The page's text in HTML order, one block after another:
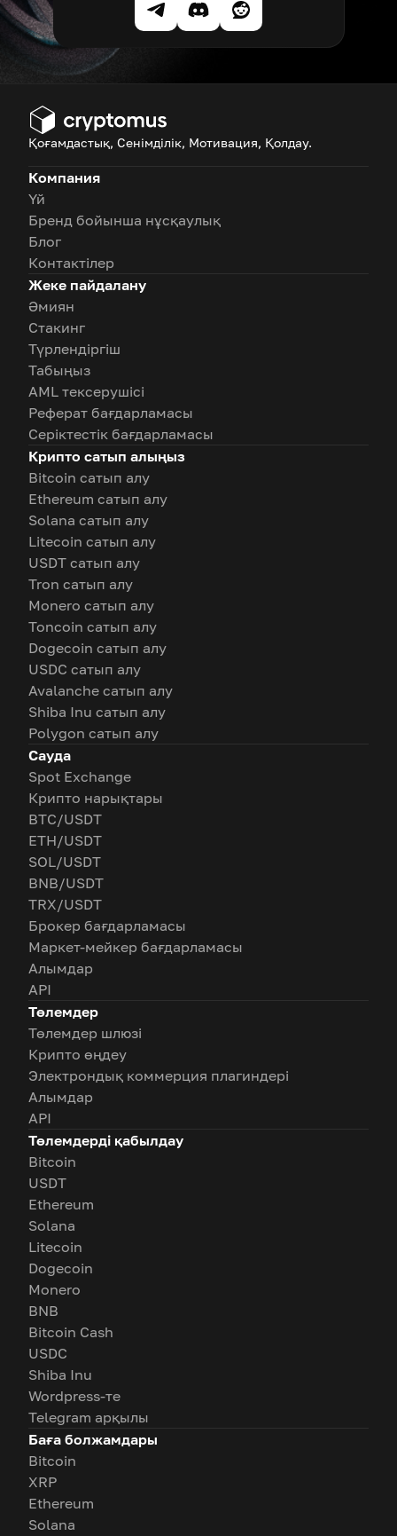
Қоғамдастық, Сенімділік, Мотивация, Қолдау.
Компания
Үй
Бренд бойынша нұсқаулық
Блог
Контактілер
Жеке пайдалану
Әмиян
Стакинг
Түрлендіргіш
Табыңыз
AML тексерушісі
Реферат бағдарламасы
Серіктестік бағдарламасы
Крипто сатып алыңыз
Bitcoin сатып алу
Ethereum сатып алу
Solana сатып алу
Litecoin сатып алу
USDT сатып алу
Tron сатып алу
Monero сатып алу
Toncoin сатып алу
Dogecoin сатып алу
USDC сатып алу
Avalanche сатып алу
Shiba Inu сатып алу
Polygon сатып алу
Сауда
Spot Exchange
Крипто нарықтары
BTC/USDT
ETH/USDT
SOL/USDT
BNB/USDT
TRX/USDT
Брокер бағдарламасы
Маркет-мейкер бағдарламасы
Алымдар
API
Төлемдер
Төлемдер шлюзі
Крипто өңдеу
Электрондық коммерция плагиндері
Алымдар
API
Төлемдерді қабылдау
Bitcoin
USDT
Ethereum
Solana
Litecoin
Dogecoin
Monero
BNB
Bitcoin Cash
USDC
Shiba Inu
Wordpress-те
Telegram арқылы
Баға болжамдары
Bitcoin
XRP
Ethereum
Solana